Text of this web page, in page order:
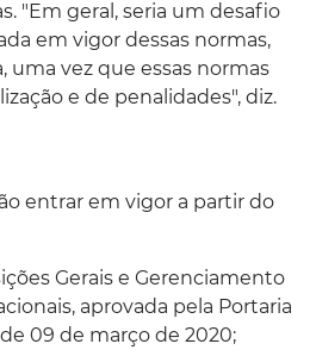
"Em geral, seria um desafio
em vigor dessas normas,
uma vez que essas normas
e de penalidades", diz.
entrar em vigor a partir do
Gerais e Gerenciamento
aprovada pela Portaria
de 09 de março de 2020;